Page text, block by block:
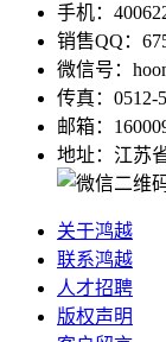
手机：
销售QQ：
微信号：
传真：0512-
邮箱：
地址：江苏
关于鸿越
联系鸿越
人才招聘
版权声明